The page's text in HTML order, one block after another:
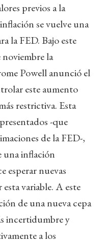
previos a la
se vuelve una
la FED. Bajo este
la
Powell anunció el
este aumento
restrictiva. Esta
-que
de la FED-,
una inflación
esperar nuevas
variable. A este
de una nueva cepa
incertidumbre y
a los